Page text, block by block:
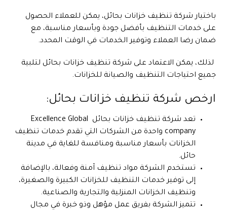
باختيار شركة تنظيف خزانات بحائل، يمكن للعملاء الحصول
على خدمات التنظيف بأفضل جودة وبأسعار مناسبة، مع
ضمان رضا العملاء وتوفير الخدمات في الوقت المحدد.
لذلك، يمكن الاعتماد على شركة تنظيف خزانات بحائل لتلبية
جميع احتياجات التنظيف والصيانة للخزانات.
ارخص شركة تنظيف خزانات بحائل:
تعد شركة تنظيف خزانات بحائل Excellence Global
company واحدة من الشركات التي تقدم خدمات تنظيف
الخزانات بأسعار مناسبة ومنافسة للغاية في مدينة
حائل.
تستخدم الشركة مواد تنظيف آمنة وفعالة، بالإضافة
إلى توفير خدمات التنظيف للخزانات الكبيرة والصغيرة،
وتنظيف الخزانات المنزلية والتجارية والصناعية.
تتميز الشركة بفريق عمل مؤهل وذو خبرة في مجال